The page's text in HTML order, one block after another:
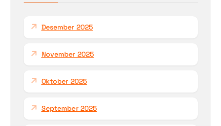
Desember 2025
November 2025
Oktober 2025
September 2025